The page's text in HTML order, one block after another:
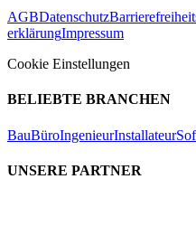
AGBDatenschutz
erklärungImpressum
Cookie Einstellungen
BELIEBTE BRANCHEN
BauBüroIngenieurInstallateur
UNSERE PARTNER